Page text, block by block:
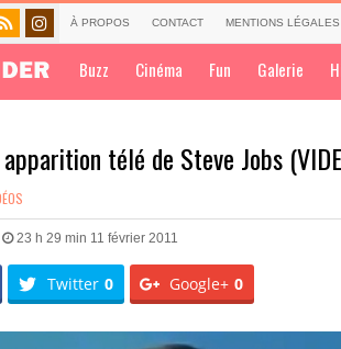
À PROPOS CONTACT MENTIONS LÉGALES
Buzz Cinéma Fun Galerie
télé de Steve Jobs
23 h 29 min 11 février 2011
Twitter 0 Google+ 0